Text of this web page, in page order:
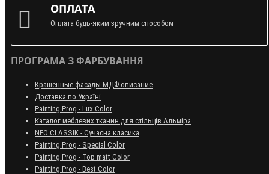
ОПЛАТА
Оплата будь-яким зручним способом
ПРОГРАМА З ФАРБУВАННЯ
Крашенные фасады МДФ описание
Доставка по Україні
Painting Prog - Lux Color
Каталог меблевих тканин для стільців Альміра
NEO CLASSIK - Сучасна класика
Painting Prog - Special Color
Painting Prog - Top matt Color
Painting Prog - Best Color